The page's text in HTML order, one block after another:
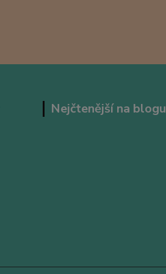
Nejčtenější na blogu